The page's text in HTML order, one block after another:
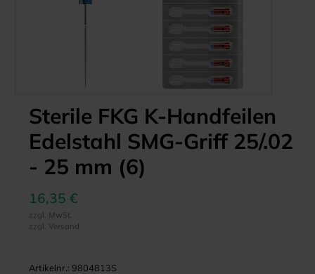
Sterile FKG K-Handfeilen
Edelstahl SMG-Griff 25/.02
- 25 mm (6)
16,35 €
zzgl. MwSt.
zzgl. Versand
Artikelnr.: 9804813S